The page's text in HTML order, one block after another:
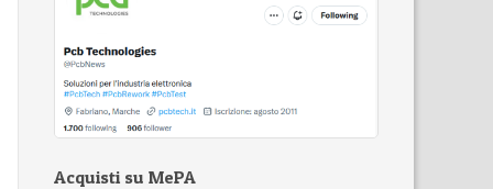
Acquisti su MePA